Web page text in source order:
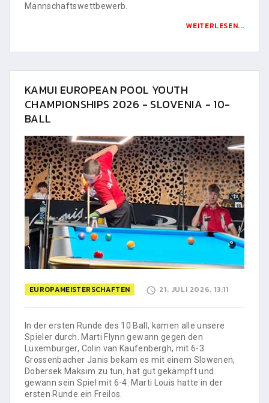
Mannschaftswettbewerb.
WEITERLESEN...
KAMUI EUROPEAN POOL YOUTH
CHAMPIONSHIPS 2026 - SLOVENIA - 10-
BALL
EUROPAMEISTERSCHAFTEN 21. JULI 2026, 13:11
In der ersten Runde des 10 Ball, kamen alle unsere
Spieler durch. Marti Flynn gewann gegen den
Luxemburger, Colin van Kaufenbergh, mit 6-3.
Grossenbacher Janis bekam es mit einem Slowenen,
Dobersek Maksim zu tun, hat gut gekämpft und
gewann sein Spiel mit 6-4. Marti Louis hatte in der
ersten Runde ein Freilos.